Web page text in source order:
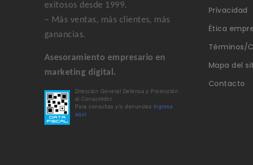
exitosos desde 1999.
– Más ventas, más clientes, más
ganancias.
Asesoramiento empresario en
marketing digital.
Dirección General Defensa y Protección
al Consumidor.
Para consultas y/o denuncias Ingrese
aquí
Privacidad
Ética
Términos/
Mapa del
Contacto